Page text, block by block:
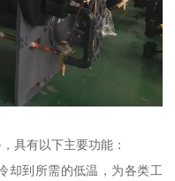
具有以下主要功能：
却到所需的低温，为各类工